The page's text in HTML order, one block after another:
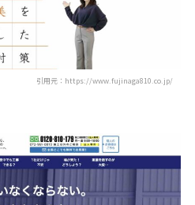
引用元：https://www.fujinaga810.co.jp/